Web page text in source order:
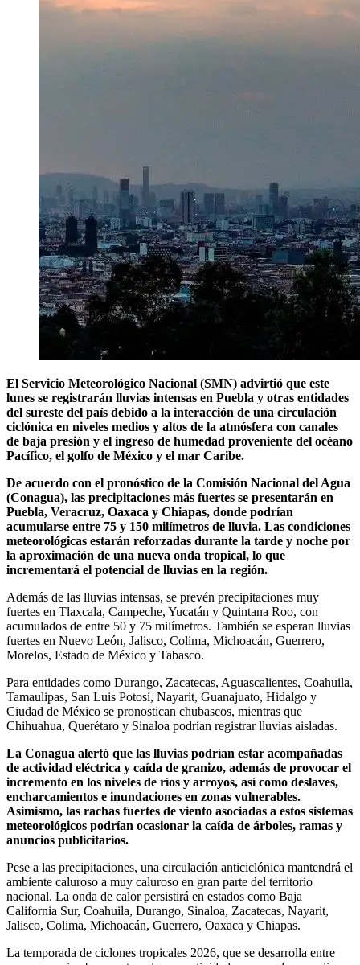
El Servicio Meteorológico Nacional (SMN) advirtió que este
lunes se registrarán lluvias intensas en Puebla y otras entidades
del sureste del país debido a la interacción de una circulación
ciclónica en niveles medios y altos de la atmósfera con canales
de baja presión y el ingreso de humedad proveniente del océano
Pacífico, el golfo de México y el mar Caribe.
De acuerdo con el pronóstico de la Comisión Nacional del Agua
(Conagua), las precipitaciones más fuertes se presentarán en
Puebla, Veracruz, Oaxaca y Chiapas, donde podrían
acumularse entre 75 y 150 milímetros de lluvia. Las condiciones
meteorológicas estarán reforzadas durante la tarde y noche por
la aproximación de una nueva onda tropical, lo que
incrementará el potencial de lluvias en la región.
Además de las lluvias intensas, se prevén precipitaciones muy
fuertes en Tlaxcala, Campeche, Yucatán y Quintana Roo, con
acumulados de entre 50 y 75 milímetros. También se esperan lluvias
fuertes en Nuevo León, Jalisco, Colima, Michoacán, Guerrero,
Morelos, Estado de México y Tabasco.
Para entidades como Durango, Zacatecas, Aguascalientes, Coahuila,
Tamaulipas, San Luis Potosí, Nayarit, Guanajuato, Hidalgo y
Ciudad de México se pronostican chubascos, mientras que
Chihuahua, Querétaro y Sinaloa podrían registrar lluvias aisladas.
La Conagua alertó que las lluvias podrían estar acompañadas
de actividad eléctrica y caída de granizo, además de provocar el
incremento en los niveles de ríos y arroyos, así como deslaves,
encharcamientos e inundaciones en zonas vulnerables.
Asimismo, las rachas fuertes de viento asociadas a estos sistemas
meteorológicos podrían ocasionar la caída de árboles, ramas y
anuncios publicitarios.
Pese a las precipitaciones, una circulación anticiclónica mantendrá el
ambiente caluroso a muy caluroso en gran parte del territorio
nacional. La onda de calor persistirá en estados como Baja
California Sur, Coahuila, Durango, Sinaloa, Zacatecas, Nayarit,
Jalisco, Colima, Michoacán, Guerrero, Oaxaca y Chiapas.
La temporada de ciclones tropicales 2026, que se desarrolla entre